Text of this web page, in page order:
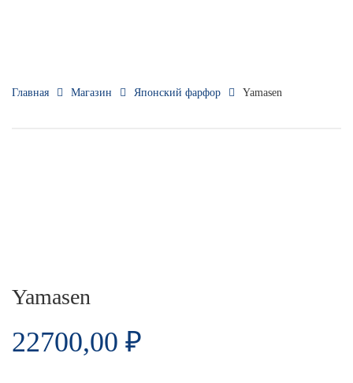
Главная Магазин Японский фарфор Yamasen
Yamasen
22700,00 ₽